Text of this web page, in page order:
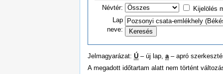
Névtér:
Kijelölés
Lap
neve:
Jelmagyarázat: Ú – új lap, a – apró
A megadott időtartam alatt nem történt